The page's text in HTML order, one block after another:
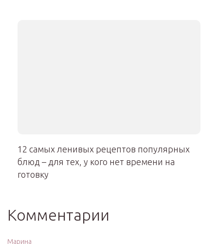
12 самых ленивых рецептов популярных
блюд – для тех, у кого нет времени на
готовку
Комментарии
Марина